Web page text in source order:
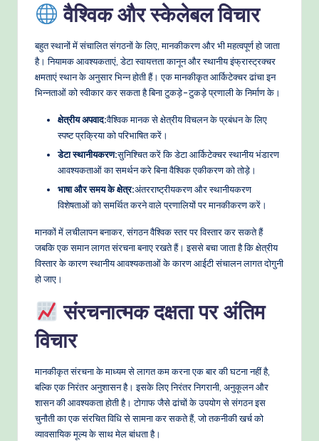
वैश्विक और स्केलेबल विचार
बहुत स्थानों में संचालित संगठनों के लिए, मानकीकरण और भी महत्वपूर्ण हो जाता
है। नियामक आवश्यकताएं, डेटा स्वायत्तता कानून और स्थानीय इंफ्रास्ट्रक्चर
क्षमताएं स्थान के अनुसार भिन्न होती हैं। एक मानकीकृत आर्किटेक्चर ढांचा इन
भिन्नताओं को स्वीकार कर सकता है बिना टुकड़े-टुकड़े प्रणाली के निर्माण के।
क्षेत्रीय अपवाद:वैश्विक मानक से क्षेत्रीय विचलन के प्रबंधन के लिए
स्पष्ट प्रक्रिया को परिभाषित करें।
डेटा स्थानीयकरण:सुनिश्चित करें कि डेटा आर्किटेक्चर स्थानीय भंडारण
आवश्यकताओं का समर्थन करे बिना वैश्विक एकीकरण को तोड़े।
भाषा और समय के क्षेत्र:अंतरराष्ट्रीयकरण और स्थानीयकरण
विशेषताओं को समर्थित करने वाले प्रणालियों पर मानकीकरण करें।
मानकों में लचीलापन बनाकर, संगठन वैश्विक स्तर पर विस्तार कर सकते हैं
जबकि एक समान लागत संरचना बनाए रखते हैं। इससे बचा जाता है कि क्षेत्रीय
विस्तार के कारण स्थानीय आवश्यकताओं के कारण आईटी संचालन लागत दोगुनी
हो जाए।
संरचनात्मक दक्षता पर अंतिम
विचार
मानकीकृत संरचना के माध्यम से लागत कम करना एक बार की घटना नहीं है,
बल्कि एक निरंतर अनुशासन है। इसके लिए निरंतर निगरानी, अनुकूलन और
शासन की आवश्यकता होती है। टोगाफ जैसे ढांचों के उपयोग से संगठन इस
चुनौती का एक संरचित विधि से सामना कर सकते हैं, जो तकनीकी खर्च को
व्यावसायिक मूल्य के साथ मेल बांधता है।